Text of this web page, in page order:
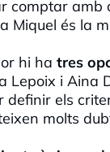
comptar amb
Miquel és la
hi ha tres
Lepoix i Aina
definir els
molts